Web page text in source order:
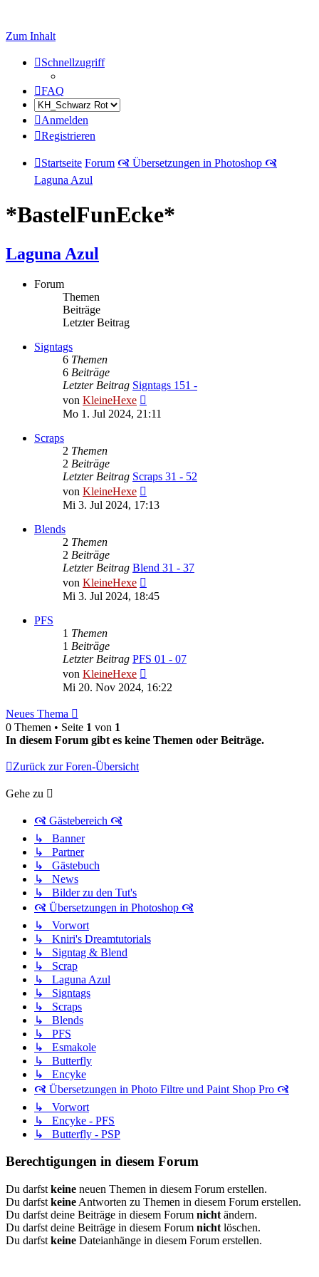
Zum Inhalt
Schnellzugriff
FAQ
Anmelden
Registrieren
Startseite Forum 🙧 Übersetzungen in Photoshop 🙧
Laguna Azul
*BastelFunEcke*
Laguna Azul
Forum
Themen
Beiträge
Letzter Beitrag
Signtags
6 Themen
6 Beiträge
Letzter Beitrag Signtags 151 -
von KleineHexe
Beitrag
Mo 1. Jul 2024, 21:11
Scraps
2 Themen
2 Beiträge
Letzter Beitrag Scraps 31 - 52
von KleineHexe
Beitrag
Mi 3. Jul 2024, 17:13
Blends
2 Themen
2 Beiträge
Letzter Beitrag Blend 31 - 37
von KleineHexe
Beitrag
Mi 3. Jul 2024, 18:45
PFS
1 Themen
1 Beiträge
Letzter Beitrag PFS 01 - 07
von KleineHexe
Beitrag
Mi 20. Nov 2024, 16:22
Neues Thema
0 Themen • Seite 1 von 1
In diesem Forum gibt es keine Themen oder Beiträge.
Zurück zur Foren-Übersicht
Gehe zu
🙧 Gästebereich 🙧
↳ Banner
↳ Partner
↳ Gästebuch
↳ News
↳ Bilder zu den Tut's
🙧 Übersetzungen in Photoshop 🙧
↳ Vorwort
↳ Kniri's Dreamtutorials
↳ Signtag & Blend
↳ Scrap
↳ Laguna Azul
↳ Signtags
↳ Scraps
↳ Blends
↳ PFS
↳ Esmakole
↳ Butterfly
↳ Encyke
🙧 Übersetzungen in Photo Filtre und Paint Shop Pro 🙧
↳ Vorwort
↳ Encyke - PFS
↳ Butterfly - PSP
Berechtigungen in diesem Forum
Du darfst keine neuen Themen in diesem Forum erstellen.
Du darfst keine Antworten zu Themen in diesem Forum erstellen.
Du darfst deine Beiträge in diesem Forum nicht ändern.
Du darfst deine Beiträge in diesem Forum nicht löschen.
Du darfst keine Dateianhänge in diesem Forum erstellen.